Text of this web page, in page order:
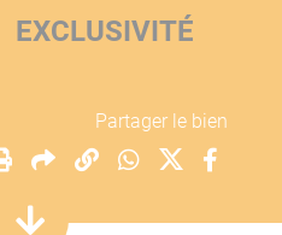
EXCLUSIVITÉ
Partager le bien